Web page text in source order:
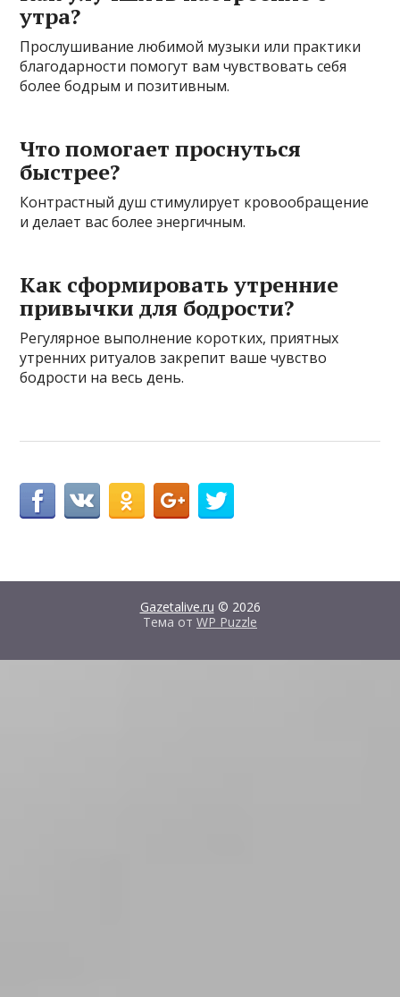
утра?
Прослушивание любимой музыки или практики
благодарности помогут вам чувствовать себя
более бодрым и позитивным.
Что помогает проснуться
быстрее?
Контрастный душ стимулирует кровообращение
и делает вас более энергичным.
Как сформировать утренние
привычки для бодрости?
Регулярное выполнение коротких, приятных
утренних ритуалов закрепит ваше чувство
бодрости на весь день.
Gazetalive.ru © 2026
Тема от WP Puzzle